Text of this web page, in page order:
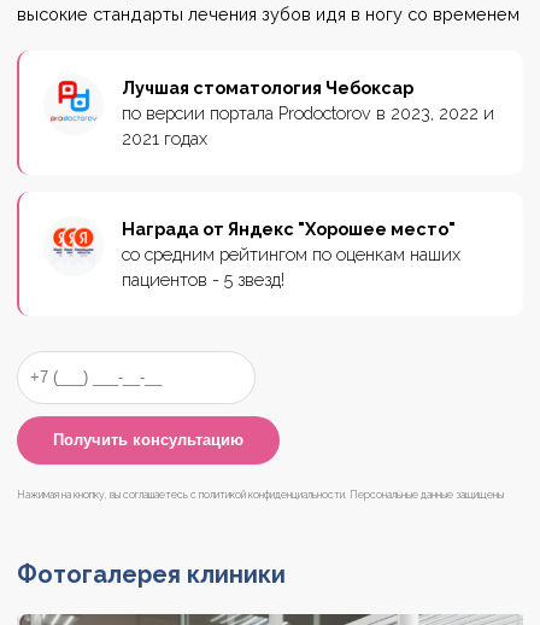
высокие стандарты лечения зубов идя в ногу со временем
Лучшая стоматология Чебоксар
по версии портала Prodoctorov в 2023, 2022 и
2021 годах
Награда от Яндекс "Хорошее место"
со средним рейтингом по оценкам наших
пациентов - 5 звезд!
Нажимая на кнопку, вы соглашаетесь сполитикой конфиденциальности. Персональные данные защищены
Фотогалерея клиники